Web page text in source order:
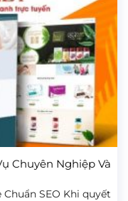
Chuyên Nghiệp Và
SEO Khi quyết